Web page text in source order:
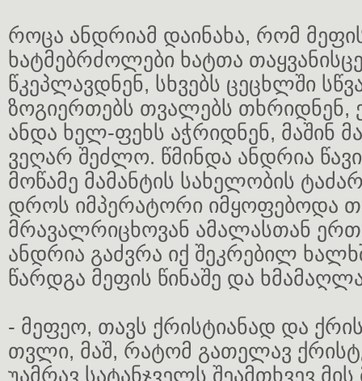
როცა ანდრიამ დაინახა, რომ
ხატმებრძოლები ხატთა
წკეპლავდნენ, სხვებს ცეცხლში
ზოგიერთებს თვალებს თხრიდნენ,
ანდა ხელ-ფეხს აჭრიდნენ, მაშინ
ვეღარ შეძლო. წმინდა ანდრია
მოწამე მამანტის სახელობის
დროს იმპერატორი იმყოფებოდა
მრავალრიცხოვან ამალასთან
ანდრია გაძვრა იქ შეკრებილ
წარდგა მეფის წინაშე და
- მეფეო, თავს ქრისტიანად და
თვლი, მაშ, რატომ გათელავ
უამრავ სატანჯველს შეამთხვევ მის